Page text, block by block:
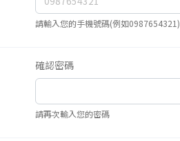
請輸入您的手機號碼(例如0987654321)
確認密碼
請再次輸入您的密碼